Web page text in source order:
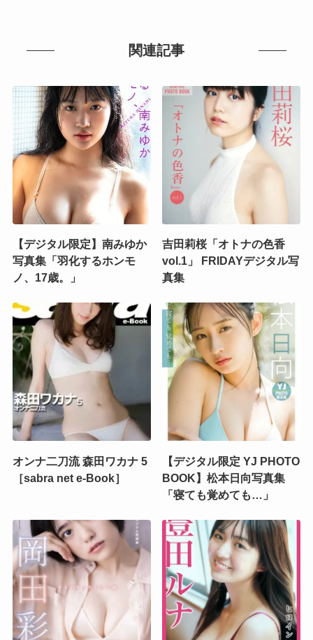
関連記事
【デジタル限定】南みゆか
写真集「羽化するホンモ
ノ、17歳。」
吉田莉桜「オトナの色香
vol.1」 FRIDAYデジタル写
真集
オンナ二刀流 森田ワカナ 5
［sabra net e-Book］
【デジタル限定 YJ PHOTO
BOOK】松本日向写真集
「寝ても覚めても…」